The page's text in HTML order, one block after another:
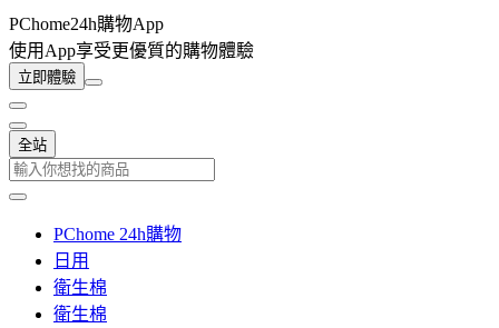
PChome24h購物App
使用App享受更優質的購物體驗
立即體驗
全站
PChome 24h購物
日用
衛生棉
衛生棉